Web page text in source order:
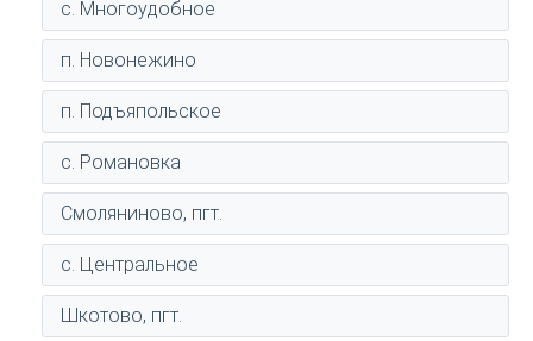
с. Многоудобное
п. Новонежино
п. Подъяпольское
с. Романовка
Смоляниново, пгт.
с. Центральное
Шкотово, пгт.